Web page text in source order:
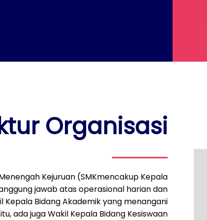
Organisasi
Kejuruan (SMKmencakup Kepala
jawab atas operasional harian dan
Kepala Bidang Akademik yang menangani
ada juga Wakil Kepala Bidang Kesiswaan